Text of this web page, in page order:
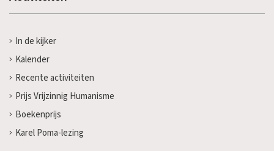
In de kijker
Kalender
Recente activiteiten
Prijs Vrijzinnig Humanisme
Boekenprijs
Karel Poma-lezing